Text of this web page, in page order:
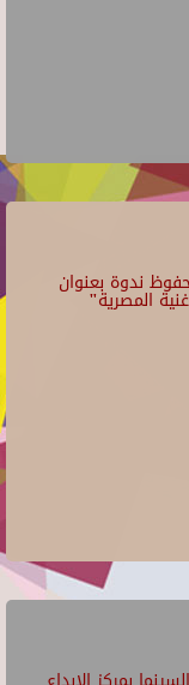
ندوة بعنوان
المصرية"